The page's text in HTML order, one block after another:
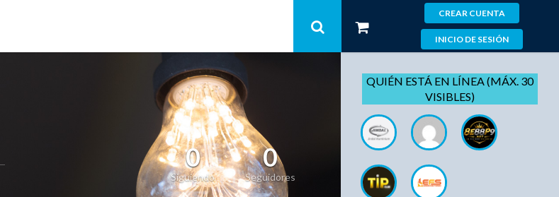
CREAR CUENTA
INICIO DE SESIÓN
0
Siguiendo
0
Seguidores
QUIÉN ESTÁ EN LÍNEA (MÁX. 30
VISIBLES)